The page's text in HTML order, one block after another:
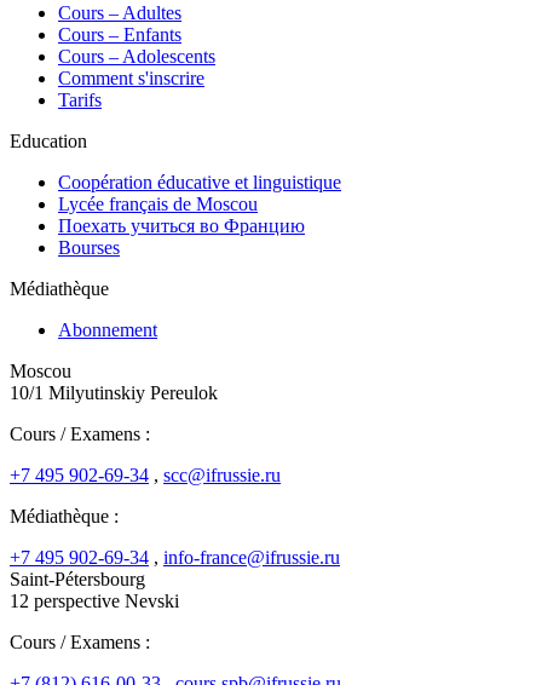
Сours – Adultes
Cours – Enfants
Cours – Adolescents
Comment s'inscrire
Tarifs
Education
Coopération éducative et linguistique
Lycée français de Moscou
Поехать учиться во Францию
Bourses
Médiathèque
Abonnement
Moscou
10/1 Milyutinskiy Pereulok
Cours / Examens :
+7 495 902-69-34 , scc@ifrussie.ru
Médiathèque :
+7 495 902-69-34 , info-france@ifrussie.ru
Saint-Pétersbourg
12 perspective Nevski
Cours / Examens :